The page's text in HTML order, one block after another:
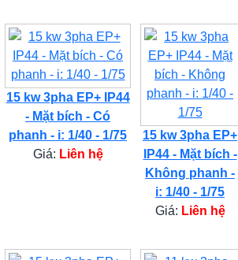
15 kw 3pha EP+ IP44
- Mặt bích - Có
phanh - i: 1/40 - 1/75
Giá: Liên hệ
15 kw 3pha EP+
IP44 - Mặt bích -
Không phanh -
i: 1/40 - 1/75
Giá: Liên hệ